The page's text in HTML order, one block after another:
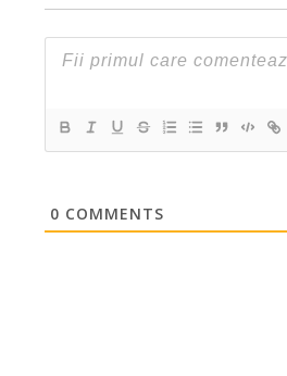
0 COMMENTS